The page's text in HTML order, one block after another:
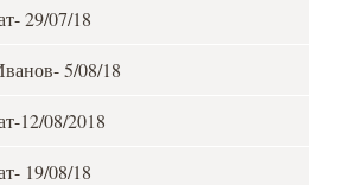
29/07/18
5/08/18
12/08/2018
19/08/18